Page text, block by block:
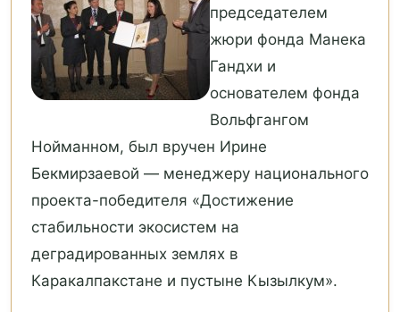
председателем
жюри фонда Манека
Гандхи и
основателем фонда
Вольфгангом
Нойманном, был вручен Ирине
Бекмирзаевой — менеджеру национального
проекта-победителя «Достижение
стабильности экосистем на
деградированных землях в
Каракалпакстане и пустыне Кызылкум».